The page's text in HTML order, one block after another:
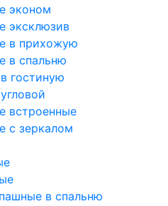
эконом
эксклюзив
в прихожую
в спальню
гостиную
встроенные
с зеркалом
в спальню